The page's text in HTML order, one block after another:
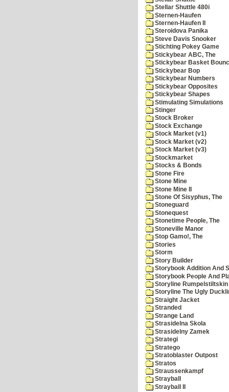
Stellar Shuttle 480i
Sternen-Haufen
Sternen-Haufen II
Steroidova Panika
Steve Davis Snooker
Stichting Pokey Game
Stickybear ABC, The
Stickybear Basket
Stickybear Bop
Stickybear Numbers
Stickybear Opposites
Stickybear Shapes
Stimulating Simulations
Stinger
Stock Broker
Stock Exchange
Stock Market (v1)
Stock Market (v2)
Stock Market (v3)
Stockmarket
Stocks & Bonds
Stone Fire
Stone Mine
Stone Mine II
Stone Of Sisyphus, The
Stoneguard
Stonequest
Stonetime People, The
Stoneville Manor
Stop Gamo!, The
Stories
Storm
Story Builder
Storybook Addition And
Storybook People And
Storyline Rumpelstiltskin
Storyline The Ugly
Straight Jacket
Stranded
Strange Land
Strasidelna Skola
Strasidelny Zamek
Strategi
Stratego
Stratoblaster Outpost
Stratos
Straussenkampf
Strayball
Strayball II